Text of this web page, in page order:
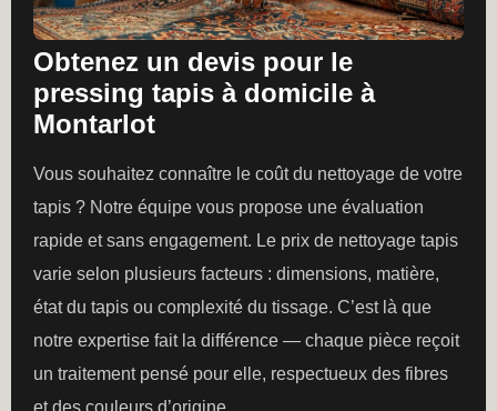
Obtenez un devis pour le
pressing tapis à domicile à
Montarlot
Vous souhaitez connaître le coût du nettoyage de votre
tapis ? Notre équipe vous propose une évaluation
rapide et sans engagement. Le prix de nettoyage tapis
varie selon plusieurs facteurs : dimensions, matière,
état du tapis ou complexité du tissage. C’est là que
notre expertise fait la différence — chaque pièce reçoit
un traitement pensé pour elle, respectueux des fibres
et des couleurs d’origine.